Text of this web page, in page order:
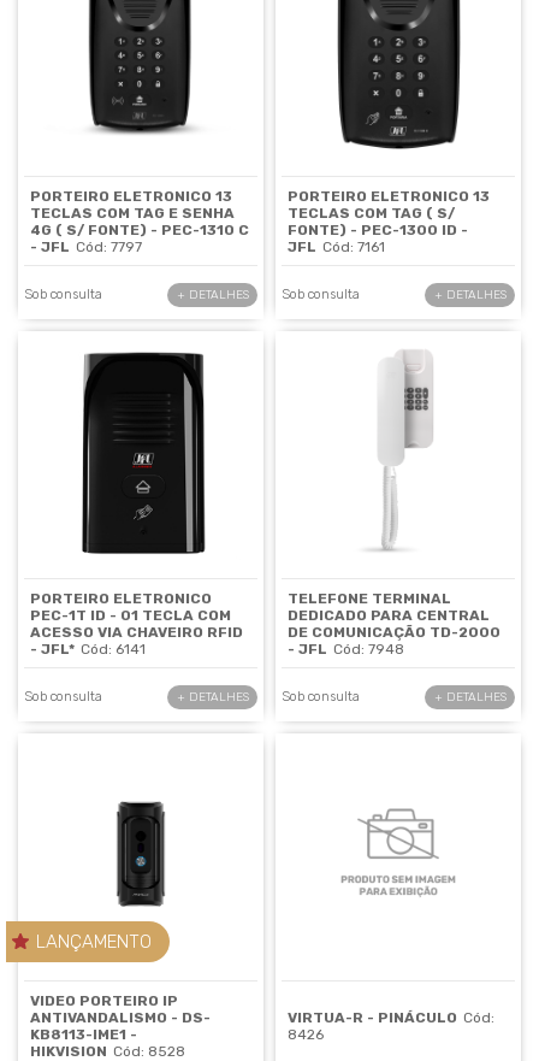
PORTEIRO ELETRONICO 13
TECLAS COM TAG E SENHA
4G ( S/ FONTE) - PEC-1310 C
- JFL Cód: 7797
Sob consulta + DETALHES
PORTEIRO ELETRONICO 13
TECLAS COM TAG ( S/
FONTE) - PEC-1300 ID -
JFL Cód: 7161
Sob consulta + DETALHES
PORTEIRO ELETRONICO
PEC-1T ID - 01 TECLA COM
ACESSO VIA CHAVEIRO RFID
- JFL* Cód: 6141
Sob consulta + DETALHES
TELEFONE TERMINAL
DEDICADO PARA CENTRAL
DE COMUNICAÇÃO TD-2000
- JFL Cód: 7948
Sob consulta + DETALHES
LANÇAMENTO
VIDEO PORTEIRO IP
ANTIVANDALISMO - DS-
KB8113-IME1 -
HIKVISION Cód: 8528
VIRTUA-R - PINÁCULO Cód:
8426